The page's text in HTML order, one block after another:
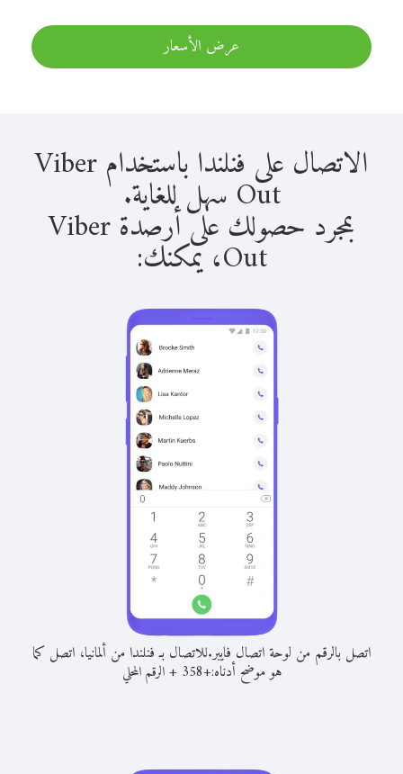
عرض الأسعار
الاتصال على فنلندا باستخدام Viber
Out سهل للغاية.
بمجرد حصولك على أرصدة Viber
Out، يمكنك:
اتصل بالرقم من لوحة اتصال فايبر.للاتصال بـ فنلندا من ألمانيا، اتصل كما
هو موضح أدناه:+
358
+الرقم المحلي